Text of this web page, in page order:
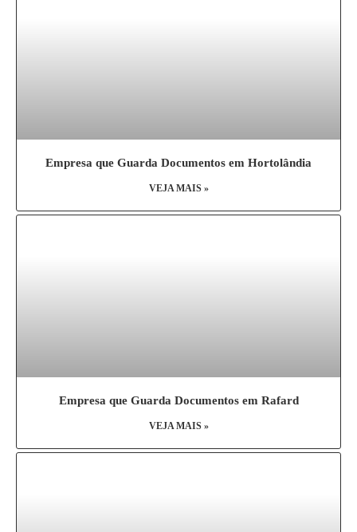
Empresa que Guarda Documentos em Hortolândia
VEJA MAIS »
Empresa que Guarda Documentos em Rafard
VEJA MAIS »